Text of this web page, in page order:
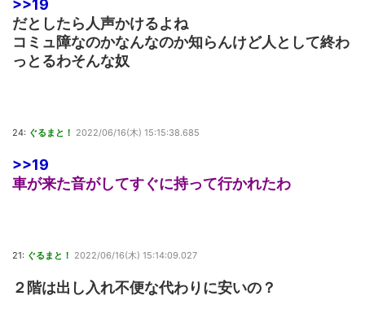
>>19
だとしたら人声かけるよね
コミュ障なのかなんなのか知らんけど人として終わ
っとるわそんな奴
24: ぐるまと！ 2022/06/16(木) 15:15:38.685
>>19
車が来た音がしてすぐに持って行かれたわ
21: ぐるまと！ 2022/06/16(木) 15:14:09.027
２階は出し入れ不便な代わりに安いの？